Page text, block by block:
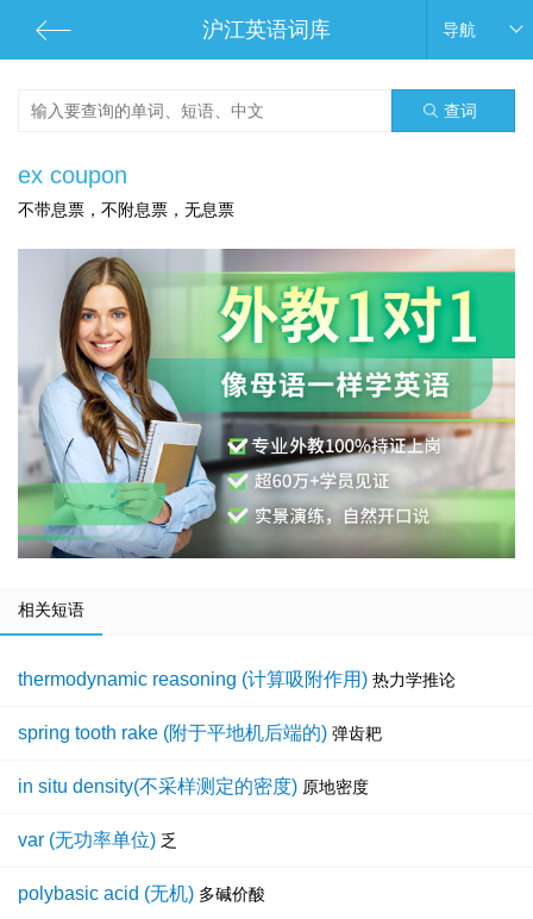
沪江英语词库 导航
查词
ex coupon
不带息票，不附息票，无息票
相关短语
thermodynamic reasoning (计算吸附作用) 热力学推论
spring tooth rake (附于平地机后端的) 弹齿耙
in situ density(不采样测定的密度) 原地密度
var (无功率单位) 乏
polybasic acid (无机) 多碱价酸